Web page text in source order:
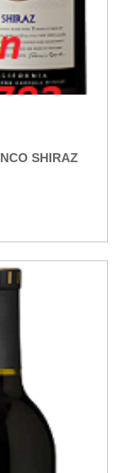
SHIRAZ